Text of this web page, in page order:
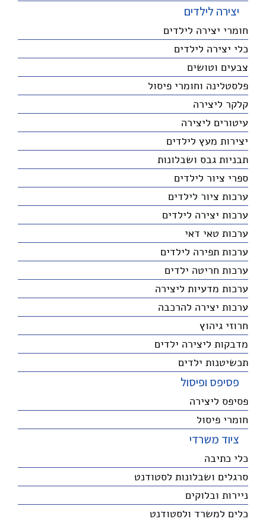
יצירה לילדים
חומרי יצירה לילדים
כלי יצירה לילדים
צבעים וטושים
פלסטלינה וחומרי פיסול
קלקר ליצירה
עיטורים ליצירה
יצירות מעץ לילדים
תבניות גבס ושבלונות
ספרי ציור לילדים
ערכות ציור לילדים
ערכות יצירה לילדים
ערכות טאי דאי
ערכות תפירה לילדים
ערכות חריטה ילדים
ערכות מדעיות ליצירה
ערכות יצירה להרכבה
חרוזי גיהוץ
מדבקות ליצירה ילדים
תכשיטנות ילדים
פסיפס ופיסול
פסיפס ליצירה
חומרי פיסול
ציוד משרדי
כלי כתיבה
סרגלים ושבלונות לסטודנט
ניירות ובלוקים
כלים למשרד ולסטודנט